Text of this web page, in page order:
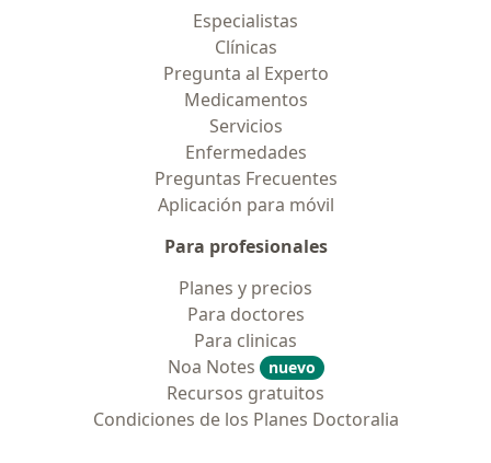
Especialistas
Clínicas
Pregunta al Experto
Medicamentos
Servicios
Enfermedades
Preguntas Frecuentes
Aplicación para móvil
Para profesionales
Planes y precios
Para doctores
Para clinicas
Noa Notes
nuevo
Recursos gratuitos
Condiciones de los Planes Doctoralia